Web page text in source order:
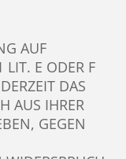
AUF
LIT. E ODER F
DAS
AUS IHRER
GEGEN